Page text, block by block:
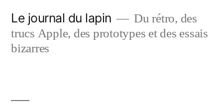
contenu
Le journal du lapin
Du rétro, des
trucs Apple, des prototypes et des essais
bizarres